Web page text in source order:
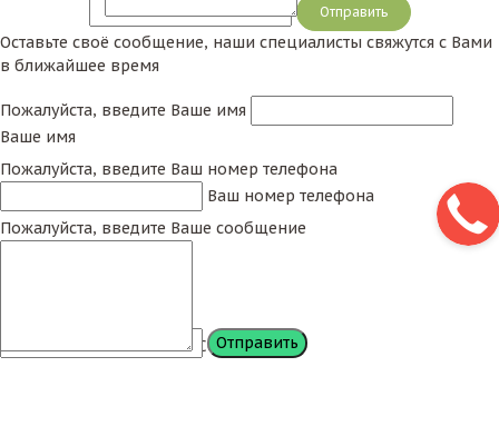
Сообщение
Оставьте своё сообщение, наши специалисты свяжутся с Вами
в ближайшее время
Пожалуйста, введите Ваше имя
Ваше имя
Пожалуйста, введите Ваш номер телефона
Ваш номер телефона
Пожалуйста, введите Ваше сообщение
Сообщение